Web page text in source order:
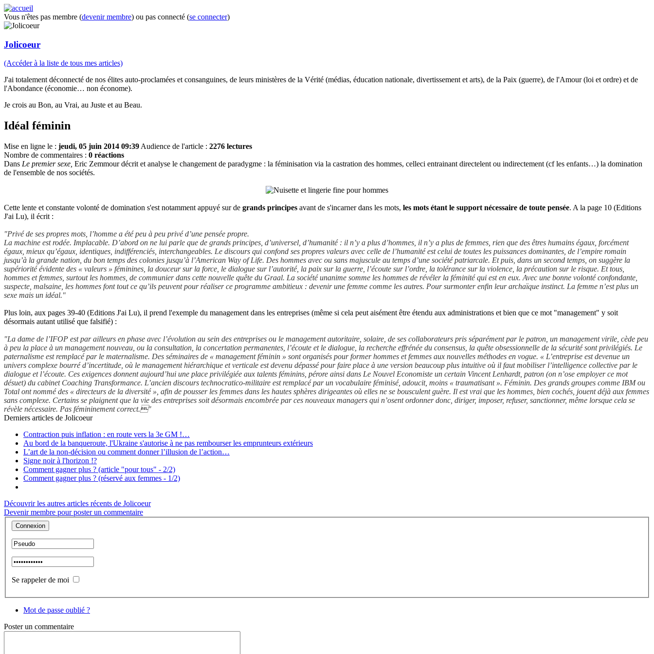
Vous n'êtes pas membre (devenir membre) ou pas connecté (se connecter)
Jolicoeur
(Accéder à la liste de tous mes articles)
J'ai totalement déconnecté de nos élites auto-proclamées et consanguines, de leurs ministères de la Vérité (médias, éducation nationale, divertissement et arts), de la Paix (guerre), de l'Amour (loi et ordre) et de
l'Abondance (économie… non économe).
Je crois au Bon, au Vrai, au Juste et au Beau.
Idéal féminin
Mise en ligne le : jeudi, 05 juin 2014 09:39 Audience de l'article : 2276 lectures
Nombre de commentaires : 0 réactions
Dans Le premier sexe, Eric Zemmour décrit et analyse le changement de paradygme : la féminisation via la castration des hommes, celleci entrainant directelent ou indirectement (cf les enfants…) la domination
de l'ensemble de nos sociétés.
Cette lente et constante volonté de domination s'est notamment appuyé sur de grands principes avant de s'incarner dans les mots, les mots étant le support nécessaire de toute pensée. A la page 10 (Editions
J'ai Lu), il écrit :
"Privé de ses propres mots, l’homme a été peu à peu privé d’une pensée propre.
La machine est rodée. Implacable. D’abord on ne lui parle que de grands principes, d’universel, d’humanité : il n’y a plus d’hommes, il n’y a plus de femmes, rien que des êtres humains égaux, forcément
égaux, mieux qu’égaux, identiques, indifférenciés, interchangeables. Le discours qui confond ses propres valeurs avec celle de l’humanité est celui de toutes les puissances dominantes, de l’empire romain
jusqu’à la grande nation, du bon temps des colonies jusqu’à l’American Way of Life. Des hommes avec ou sans majuscule au temps d’une société patriarcale. Et puis, dans un second temps, on suggère la
supériorité évidente des « valeurs » féminines, la douceur sur la force, le dialogue sur l’autorité, la paix sur la guerre, l’écoute sur l’ordre, la tolérance sur la violence, la précaution sur le risque. Et tous,
hommes et femmes, surtout les hommes, de communier dans cette nouvelle quête du Graal. La société unanime somme les hommes de révéler la féminité qui est en eux. Avec une bonne volonté confondante,
suspecte, malsaine, les hommes font tout ce qu’ils peuvent pour réaliser ce programme ambitieux : devenir une femme comme les autres. Pour surmonter enfin leur archaïque instinct. La femme n’est plus un
sexe mais un idéal."
Plus loin, aux pages 39-40 (Editions J'ai Lu), il prend l'exemple du management dans les entreprises (même si cela peut aisément être étendu aux administrations et bien que ce mot "management" y soit
désormais autant utilisé que falsifié) :
"La dame de l’IFOP est par ailleurs en phase avec l’évolution au sein des entreprises ou le management autoritaire, solaire, de ses collaborateurs pris séparément par le patron, un management virile, cède peu
à peu la place à un management nouveau, ou la consultation, la concertation permanentes, l’écoute et le dialogue, la recherche effrénée du consensus, la quête obsessionnelle de la sécurité sont privilégiés. Le
paternalisme est remplacé par le maternalisme. Des séminaires de « management féminin » sont organisés pour former hommes et femmes aux nouvelles méthodes en vogue. « L’entreprise est devenue un
univers complexe bourré d’incertitude, où le management hiérarchique et verticale est devenu dépassé pour faire place à une version beaucoup plus intuitive où il faut mobiliser l’intelligence collective par le
dialogue et l’écoute. Ces exigences donnent aujourd’hui une place privilégiée aux talents féminins, pérore ainsi dans Le Nouvel Economiste un certain Vincent Lenhardt, patron (on n’ose employer ce mot
désuet) du cabinet Coaching Transformance. L’ancien discours technocratico-militaire est remplacé par un vocabulaire féminisé, adoucit, moins « traumatisant ». Féminin. Des grands groupes comme IBM ou
Total ont nommé des « directeurs de la diversité », afin de pousser les femmes dans les hautes sphères dirigeantes où elles ne se bousculent guère. Il est vrai que les hommes, bien cochés, jouent déjà aux femmes
sans complexe. Certains se plaignent que la vie des entreprises soit désormais encombrée par ces nouveaux managers qui n’osent ordonner donc, diriger, imposer, refuser, sanctionner, même lorsque cela se
révèle nécessaire. Pas fémininement correct."
Derniers articles de Jolicoeur
Contraction puis inflation : en route vers la 3e GM !…
Au bord de la banqueroute, l'Ukraine s'autorise à ne pas rembourser les emprunteurs extérieurs
L’art de la non-décision ou comment donner l’illusion de l’action…
Signe noir à l'horizon !?
Comment gagner plus ? (article "pour tous" - 2/2)
Comment gagner plus ? (réservé aux femmes - 1/2)
Découvrir les autres articles récents de Jolicoeur
Devenir membre pour poster un commentaire
Se rappeler de moi
Mot de passe oublié ?
Posterun commentaire